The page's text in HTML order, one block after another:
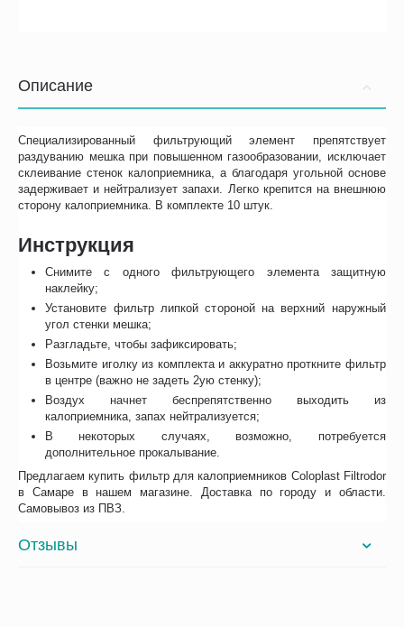
Описание
Специализированный фильтрующий элемент препятствует
раздуванию мешка при повышенном газообразовании, исключает
склеивание стенок калоприемника, а благодаря угольной основе
задерживает и нейтрализует запахи. Легко крепится на внешнюю
сторону калоприемника. В комплекте 10 штук.
Инструкция
Снимите с одного фильтрующего элемента защитную
наклейку;
Установите фильтр липкой стороной на верхний наружный
угол стенки мешка;
Разгладьте, чтобы зафиксировать;
Возьмите иголку из комплекта и аккуратно проткните фильтр
в центре (важно не задеть 2ую стенку);
Воздух начнет беспрепятственно выходить из
калоприемника, запах нейтрализуется;
В некоторых случаях, возможно, потребуется
дополнительное прокалывание.
Предлагаем купить фильтр для калоприемников Coloplast Filtrodor
в Самаре в нашем магазине. Доставка по городу и области.
Самовывоз из ПВЗ.
Отзывы